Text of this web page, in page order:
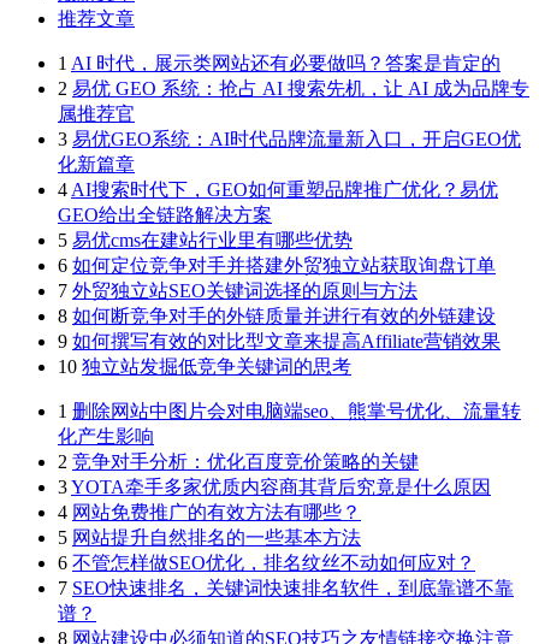
推荐文章
1 AI 时代，展示类网站还有必要做吗？答案是肯定的
2 易优 GEO 系统：抢占 AI 搜索先机，让 AI 成为品牌专
属推荐官
3 易优GEO系统：AI时代品牌流量新入口，开启GEO优
化新篇章
4 AI搜索时代下，GEO如何重塑品牌推广优化？易优
GEO给出全链路解决方案
5 易优cms在建站行业里有哪些优势
6 如何定位竞争对手并搭建外贸独立站获取询盘订单
7 外贸独立站SEO关键词选择的原则与方法
8 如何断竞争对手的外链质量并进行有效的外链建设
9 如何撰写有效的对比型文章来提高Affiliate营销效果
10 独立站发掘低竞争关键词的思考
1 删除网站中图片会对电脑端seo、熊掌号优化、流量转
化产生影响
2 竞争对手分析：优化百度竞价策略的关键
3YOTA牵手多家优质内容商其背后究竟是什么原因
4 网站免费推广的有效方法有哪些？
5 网站提升自然排名的一些基本方法
6 不管怎样做SEO优化，排名纹丝不动如何应对？
7 SEO快速排名，关键词快速排名软件，到底靠谱不靠
谱？
8 网站建设中必须知道的SEO技巧之友情链接交换注意